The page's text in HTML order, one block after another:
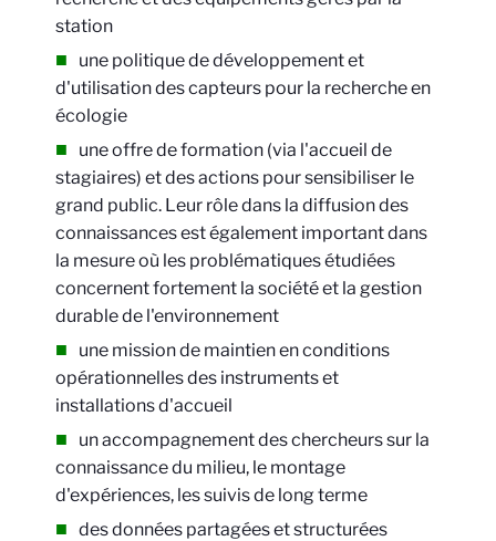
station
une politique de développement et
d'utilisation des capteurs pour la recherche en
écologie
une offre de formation (via l'accueil de
stagiaires) et des actions pour sensibiliser le
grand public. Leur rôle dans la diffusion des
connaissances est également important dans
la mesure où les problématiques étudiées
concernent fortement la société et la gestion
durable de l'environnement
une mission de maintien en conditions
opérationnelles des instruments et
installations d'accueil
un accompagnement des chercheurs sur la
connaissance du milieu, le montage
d'expériences, les suivis de long terme
des données partagées et structurées